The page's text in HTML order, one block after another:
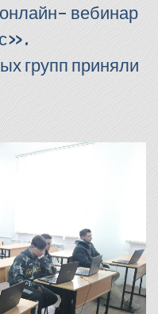
вебинар
групп приняли